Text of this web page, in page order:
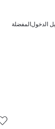
الدخولالمفضلة